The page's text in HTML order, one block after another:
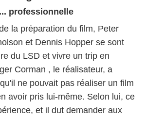
professionnelle
la préparation du film, Peter
et Dennis Hopper se sont
du LSD et vivre un trip en
Corman , le réalisateur, a
ne pouvait pas réaliser un film
avoir pris lui-même. Selon lui, ce
et il dut demander aux